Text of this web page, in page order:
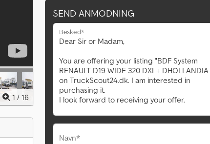
1 / 16
SEND ANMODNING
Besked*
Navn*